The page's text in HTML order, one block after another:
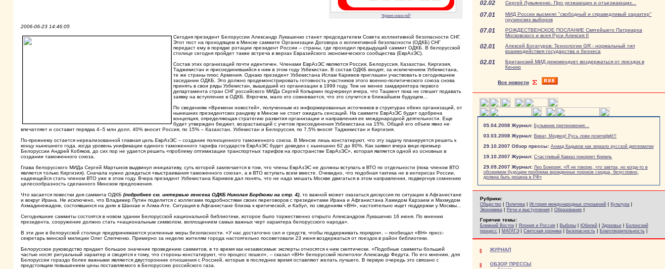
"Время новостей"
2006-06-23 14:46:05
Сегодня президент Белоруссии Александр Лукашенко станет председателем Совета коллективной безопасности СНГ.
Этот пост на проходящем в Минске саммите Организации Договора о коллективной безопасности (ОДКБ) СНГ
передаст ему в порядке ротации президент России -- страны, где проходил предыдущий саммит ОДКБ. В белорусской
столице сегодня пройдет также встреча в верхах Евразийского экономического сообщества (ЕврАзЭС).
Состав этих организаций почти идентичен. Членами ЕврАзЭС являются Россия, Белоруссия, Казахстан, Киргизия,
Таджикистан и присоединившийся к ним в этом году Узбекистан. В состав ОДКБ входят, за исключением Узбекистана,
те же страны плюс Армения. Однако президент Узбекистана Ислам Каримов приглашен участвовать в сегодняшнем
заседании ОДКБ. Это должно продемонстрировать готовность участников этого военно-политического союза снова
принять в свои ряды Узбекистан, вышедший из организации в 1999 году. Тем не менее замдиректора первого
департамента стран СНГ российского МИДа Сергей Копыркин подчеркнул вчера, что Ташкент пока не спешит подавать
заявку на вступление в ОДКБ. Впрочем, мало кто сомневается, что это случится в ближайшем будущем...
По сведениям «Времени новостей», полученным из информированных источников в структурах обеих организаций, от
нынешних президентских рандеву в Минске не стоит ожидать сенсаций. На саммите ЕврАзЭС будет одобрена
концепция, определяющая стратегию развития организации и направления ее международной деятельности. Еще
будет утвержден бюджет, возрастающий с учетом присоединения Узбекистана на 15%. Общий его объем явно не
впечатляет и составит порядка 4--5 млн долл. 40% вносит Россия, по 15% -- Казахстан, Узбекистан и Белоруссия, по 7,5% вносят Таджикистан и Киргизия.
По-прежнему остается нереализованной главная цель ЕврАзЭС -- создание полноценного таможенного союза. В Минске лишь констатируют, что эту задачу планируется решить к
концу нынешнего года, когда уровень унификации единого таможенного тарифа государств ЕврАзЭС будет доведен с нынешних 62 до 80%. Как заявил вчера вице-премьер
Белоруссии Андрей Кобяков, до сих пор не удается решить «проблему оптимизации транспортных тарифов на пространстве ЕврАзЭС», которая является одной из основных в
создании таможенного союза.
Глава белорусского МИДа Сергей Мартынов выдвинул инициативу, суть которой заключается в том, что члены ЕврАзЭС не должны вступать в ВТО по отдельности (пока членом ВТО
является только Киргизия). Сначала нужно дождаться «выстраивания таможенного союза», а в ВТО вступать всем вместе. Очевидно, что подобная тактика не в интересах России,
надеющейся стать членом ВТО уже в этом году. Вчера президент Узбекистана Каримов дал понять, что не надо мешать Москве двигаться в этом направлении, подвергнув сомнению
целесообразность сделанного Минском предложения.
Что касается повестки дня саммита ОДКБ (подробнее см. интервью генсека ОДКБ Николая Бордюжи на стр. 4) , то важной может оказаться дискуссия по ситуации в Афганистане
и вокруг Ирана. Не исключено, что Владимир Путин поделится с коллегами подробностями своих переговоров с президентами Ирана и Афганистана Хамидом Карзаем и Махмудом
Ахмадинежадом, состоявшихся на днях в Шанхае и Алма-Ате. Ситуация в Афганистане близка к критической, и Кабул, по сведениям «ВН», настоятельно ищет поддержки у Москвы...
Сегодняшние саммиты состоятся в новом здании Белорусской национальной библиотеки, которое было торжественно открыто Александром Лукашенко 16 июня. По мнению
президента, сооружение должно стать «национальным символом, воплощением самых важных черт характера белорусского народа».
В эти дни в белорусской столице предпринимаются усиленные меры безопасности. «У нас достаточно сил и средств, чтобы поддерживать порядок», -- пообещал «ВН» пресс-
секретарь минской милиции Олег Слепченко. Примерно за неделю жителям города настоятельно посоветовали 23 июня воздержаться от поездок в район библиотеки.
Белорусское руководство придает большое значение проведению саммитов, в то время как независимые эксперты относятся к ним скептически. «Подобные саммиты большей
частью носят ритуальный характер и сводятся к тому, что стороны констатируют, что процесс пошел», -- сказал «ВН» белорусский политолог Александр Федута. По его мнению, для
Белоруссии гораздо более важными являются двусторонние отношения с Россией, которые в последнее время оставляют желать лучшего. В первую очередь это связано с
предстоящим повышением цены поставляемого в Белоруссию российского газа.
02.02 Сергей Лукьяненко. Про уезжающих и отъезжающих...
07.01
МИД России высмеял "свободный и справедливый характер"
грузинских выборов
07.01
РОЖДЕСТВЕНСКОЕ ПОСЛАНИЕ Святейшего Патриарха
Московского и всея Руси Алексия II
02.01
Алексей Богатуров: Технологии GR - нормальный тип
взаимодействия государства и бизнеса
02.01
Британский МИД рекомендует воздержаться от поездок в
Кению
Все новости
05.04.2008 Журнал: Булыжник преткновения...
03.03.2008 Журнал: Виват, Медвед! Русь лови позитифф!!!
29.10.2007 Обзор прессы: Ахмад Кадыров как зеркало русской дипломатии
19.10.2007 Журнал: Счастливый Кавказ покоряет Кремль
29.09.2007 Журнал: Лео Бокерия: «Я не говорю, что завтра, но когда-то в
обозримом будущем проблема врожденных пороков сердца, безусловно,
должна быть решена в РФ»
Рубрики:
Общество | Политика | История международных отношений | Культура |
Экономика | Речи и выступления | Образование |
Горячие темы:
Ближний Восток | Япония и Россия | Выборы | Юбилей | Здоровье | Болонский
процесс | МАГАТЭ | Светская хроника | Безопасность | Благотворительность |
ЖУРНАЛ
ОБЗОР ПРЕССЫ